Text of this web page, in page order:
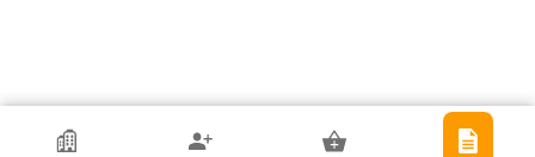
香港贸发局参展商